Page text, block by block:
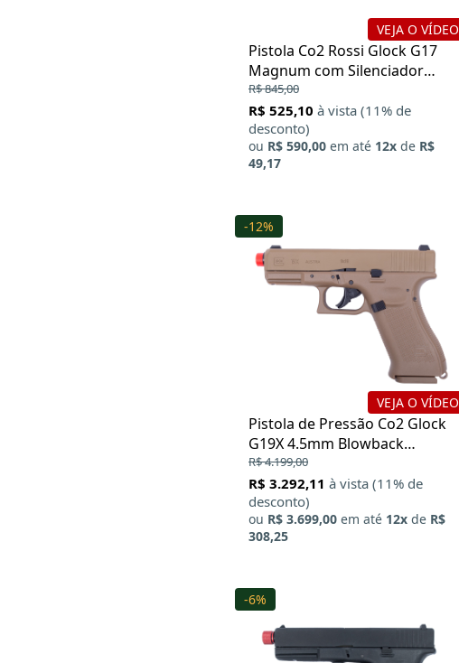
VEJA O VÍDEO
Pistola Co2 Rossi Glock G17
Magnum com Silenciador
6mm
R$ 845,00
R$ 525,10 à vista (11% de
desconto)
ou R$ 590,00 em até 12x de R$
49,17
-12%
VEJA O VÍDEO
Pistola de Pressão Co2 Glock
G19X 4.5mm Blowback
Coyote Licenciada
R$ 4.199,00
R$ 3.292,11 à vista (11% de
desconto)
ou R$ 3.699,00 em até 12x de R$
308,25
-6%